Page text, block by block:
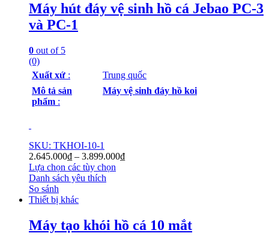
Máy hút đáy vệ sinh hồ cá Jebao PC-3
và PC-1
0 out of 5
(0)
Xuất xứ :
Trung quốc
Mô tả sản
phẩm :
Máy vệ sinh đáy hồ koi
SKU: TKHOI-10-1
2.645.000₫ – 3.899.000₫
Lựa chọn các tùy chọn
Danh sách yêu thích
So sánh
Thiết bị khác
Máy tạo khói hồ cá 10 mắt